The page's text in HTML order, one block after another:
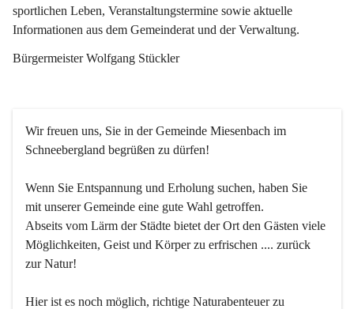
sportlichen Leben, Veranstaltungstermine sowie aktuelle
Informationen aus dem Gemeinderat und der Verwaltung.
Bürgermeister Wolfgang Stückler
Wir freuen uns, Sie in der Gemeinde Miesenbach im
Schneebergland begrüßen zu dürfen!
Wenn Sie Entspannung und Erholung suchen, haben Sie
mit unserer Gemeinde eine gute Wahl getroffen.
Abseits vom Lärm der Städte bietet der Ort den Gästen viele
Möglichkeiten, Geist und Körper zu erfrischen .... zurück
zur Natur!
Hier ist es noch möglich, richtige Naturabenteuer zu